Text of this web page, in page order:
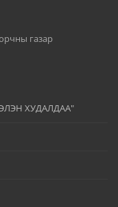
газар
ХУДАЛДАА"